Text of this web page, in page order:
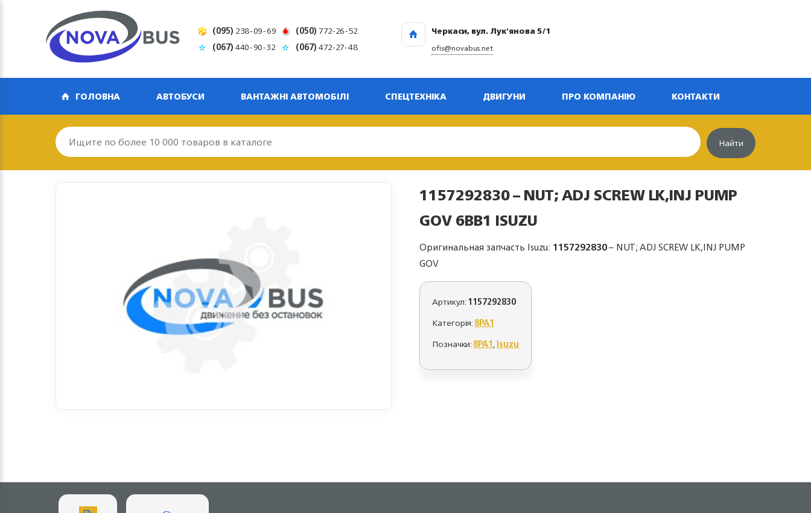
(095) 238-09-69 (050) 772-26-52
(067)440-90-32 (067)472-27-48
Черкаси, вул. Лук'янова 5/1
ofis@novabus.net
ГОЛОВНА АВТОБУСИ ВАНТАЖНІ АВТОМОБІЛІ СПЕЦТЕХНІКА ДВИГУНИ ПРО КОМПАНІЮ КОНТАКТИ
Найти
1157292830 – NUT; ADJ SCREW LK,INJ PUMP
GOV 6BB1 ISUZU
Оригинальная запчасть Isuzu: 1157292830– NUT; ADJ SCREW LK,INJ PUMP
GOV
Артикул:1157292830
Категорія:8PA1
Позначки:8PA1,Isuzu